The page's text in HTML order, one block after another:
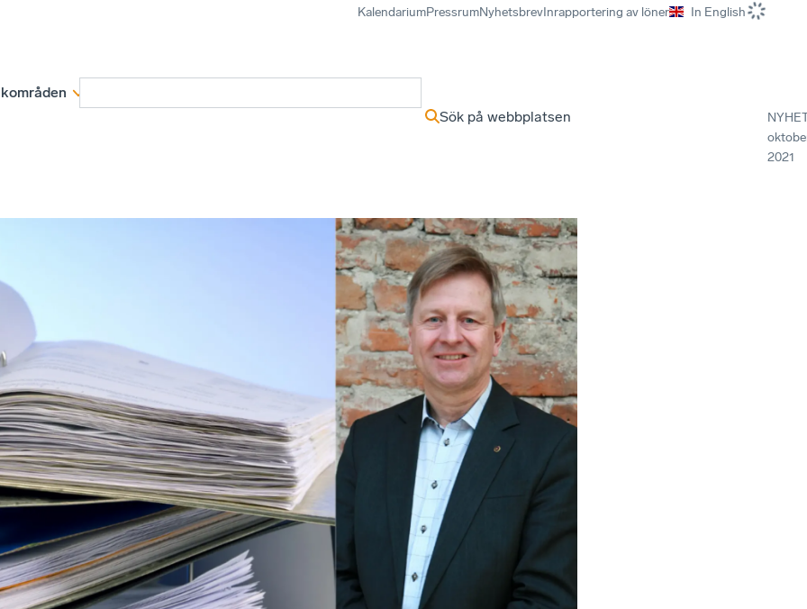
KalendariumPressrumNyhetsbrevInrapportering av löner In English
Sök på webbplatsen
2021